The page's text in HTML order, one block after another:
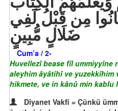
مِن قَبْلُ لَفِي
ضَلَالٍ مُّبِينٍ
Cum’a / 2-
Huvellezî bease fîl ummiyyîne
aleyhim âyâtihî ve
hikmete, ve in kânû min
Diyanet Vakfi = Çünkü